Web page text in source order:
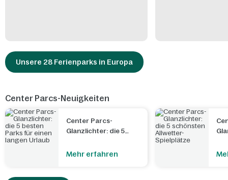
Unsere 28 Ferienparks in Europa
Center Parcs-Neuigkeiten
Center Parcs-
Glanzlichter: die 5
einen langen Urlaub
Mehr erfahren